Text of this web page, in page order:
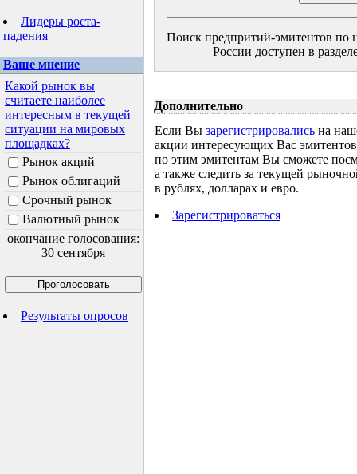
Лидеры роста-
падения
Ваше мнение
Какой рынок вы
считаете наиболее
интересным в текущей
ситуации на мировых
площадках?
Рынок акций
Рынок облигаций
Срочный рынок
Валютный рынок
окончание голосования:
30 сентября
Результаты опросов
Поиск предпритий-эмитентов по
России доступен в
Дополнительно
Если Вы зарегистрировались на
акции интересующих Вас
по этим эмитентам Вы сможете
а также следить за текущей
в рублях, долларах и евро.
Зарегистрироваться